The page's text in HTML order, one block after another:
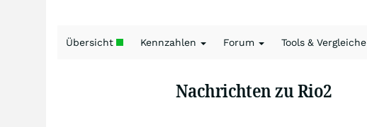
Übersicht Kennzahlen Forum Tools & Vergleiche
Nachrichten zu Rio2